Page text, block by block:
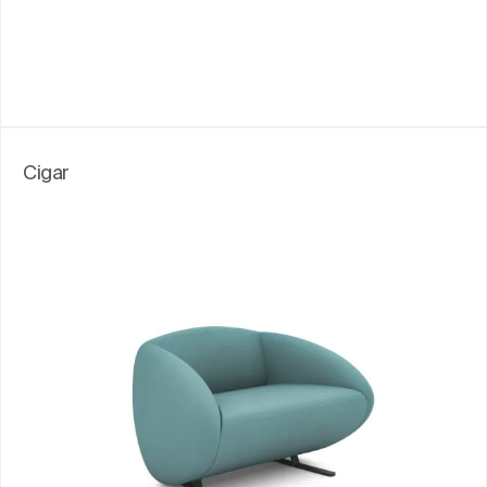
Cigar